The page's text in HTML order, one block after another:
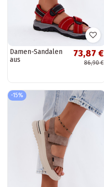
Damen-Sandalen
aus
in roter Farbe
Blingy
73,87 €
86,90 €
-15%